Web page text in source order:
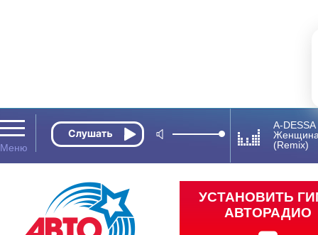
A-DESSA
(Remix)
УСТАНОВИТЬ
АВТОРАДИО